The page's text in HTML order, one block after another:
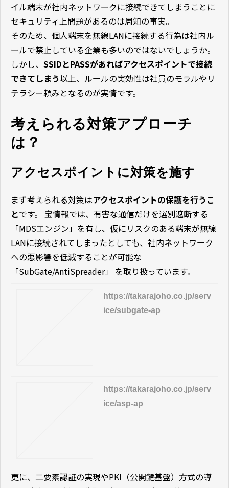
イル端末が社内ネットワークに接続できてしまうことに
セキュリティ上問題があるのは周知の事実。
そのため、個人端末を無線LANに接続する行為は社内ル
ールで禁止している企業も多いのではないでしょうか。
しかし、 SSIDとPASSがあればアクセスポイントで接続
できてしまう以上、 ルールの実効性は社員のモラルやリ
テラシー頼みとなるのが実情です。
考えられる対策アプローチ
は？
アクセスポイントに対策を施す
まず考えられる対策はアクセスポイントの保護を行うこ
とです。 宝情報では、有害な通信だけを選別遮断する
「MDSエンジン」を有し、仮にリスクのある端末が無線
LANに接続されてしまったとしても、社内ネットワーク
への悪影響を低減することが可能な
「SubGate/AntiSpreader」 を取り扱っています。
https://takarajoho.co.jp/serv
ice/subgate-ap
https://takarajoho.co.jp/serv
ice/asp-ap
更に、二要素認証の実現やPKI（公開鍵基盤）方式の導